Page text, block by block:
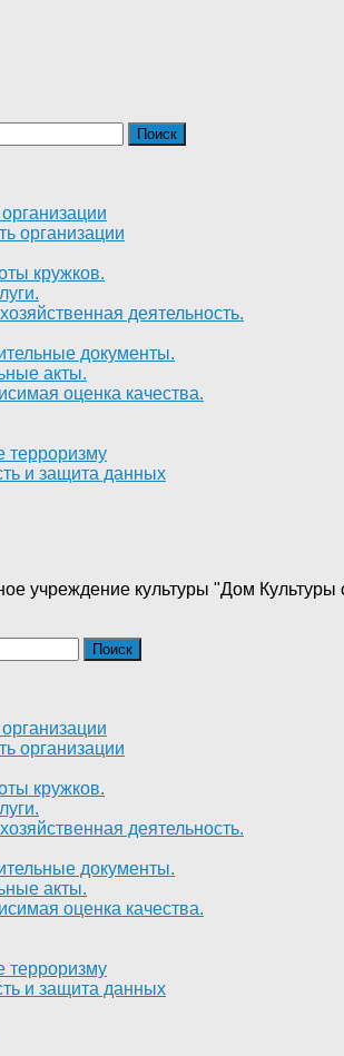
организации
кружков.
деятельность.
документы.
акты.
оценка качества.
терроризму
и защита данных
учреждение культуры "Дом Культуры
организации
кружков.
деятельность.
документы.
акты.
оценка качества.
терроризму
и защита данных